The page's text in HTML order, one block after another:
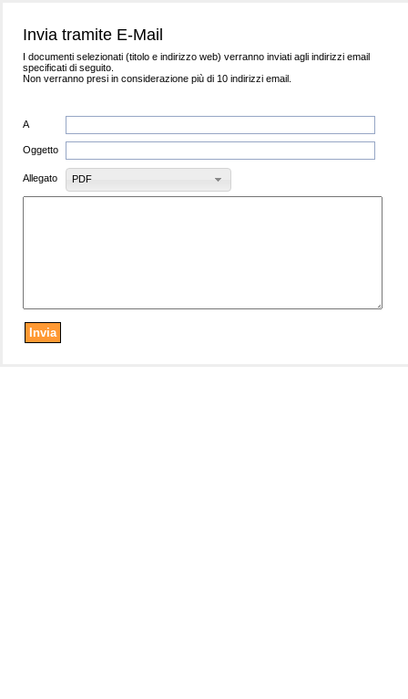
Invia tramite E-Mail
I documenti selezionati (titolo e indirizzo web) verranno inviati agli indirizzi email
specificati di seguito.
Non verranno presi in considerazione più di 10 indirizzi email.
A
Oggetto
Allegato PDF